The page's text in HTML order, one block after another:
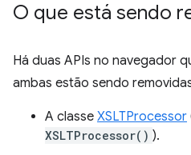
O que está sendo
Há duas APIs no navegador
ambas estão sendo
A classe XSLTProcessor
XSLTProcessor() ).